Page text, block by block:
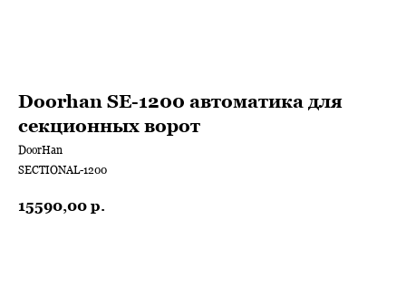
Doorhan SE-1200 автоматика для
секционных ворот
DoorHan
SECTIONAL-1200
15590,00 р.